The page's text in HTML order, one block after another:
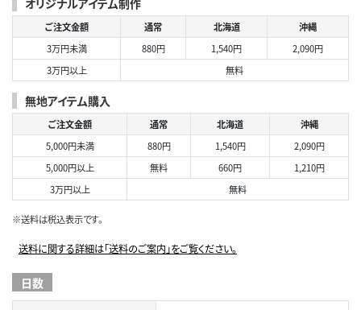
オリジナルアイテム制作
ご注文金額 通常 北海道
沖縄
3万円未満
880円 1,540円
2,090円
3万円以上
無料
無地アイテム購入
ご注文金額 通常 北海道
沖縄
5,000円未満
880円 1,540円
2,090円
5,000円以上
無料 660円
1,210円
3万円以上
無料
※送料は税込表示です。
送料に関する詳細は「送料のご案内」をご覧ください。
日数